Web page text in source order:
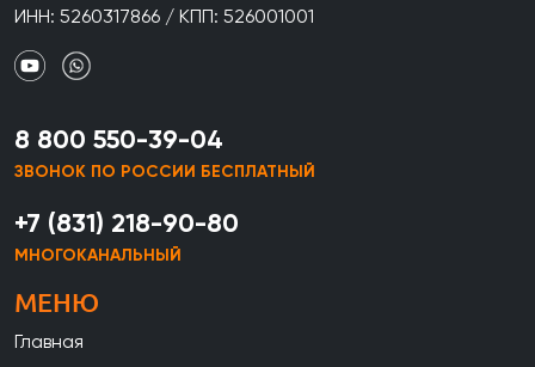
ИНН: 5260317866 / КПП: 526001001
8 800 550-39-04
ЗВОНОК ПО РОССИИ БЕСПЛАТНЫЙ
+7 (831) 218-90-80
МНОГОКАНАЛЬНЫЙ
МЕНЮ
Главная